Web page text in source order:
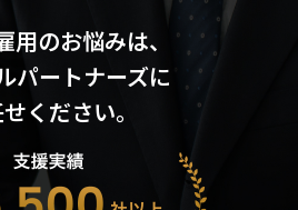
用のお悩みは、
パートナーズに
ください。